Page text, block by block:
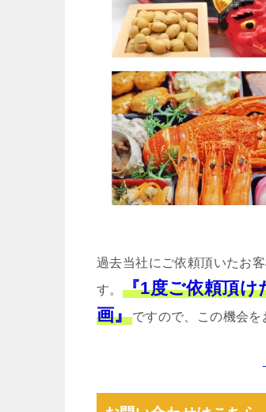
過去当社にご依頼頂いたお
す。 『1度ご依頼頂
画』ですので、この機会を